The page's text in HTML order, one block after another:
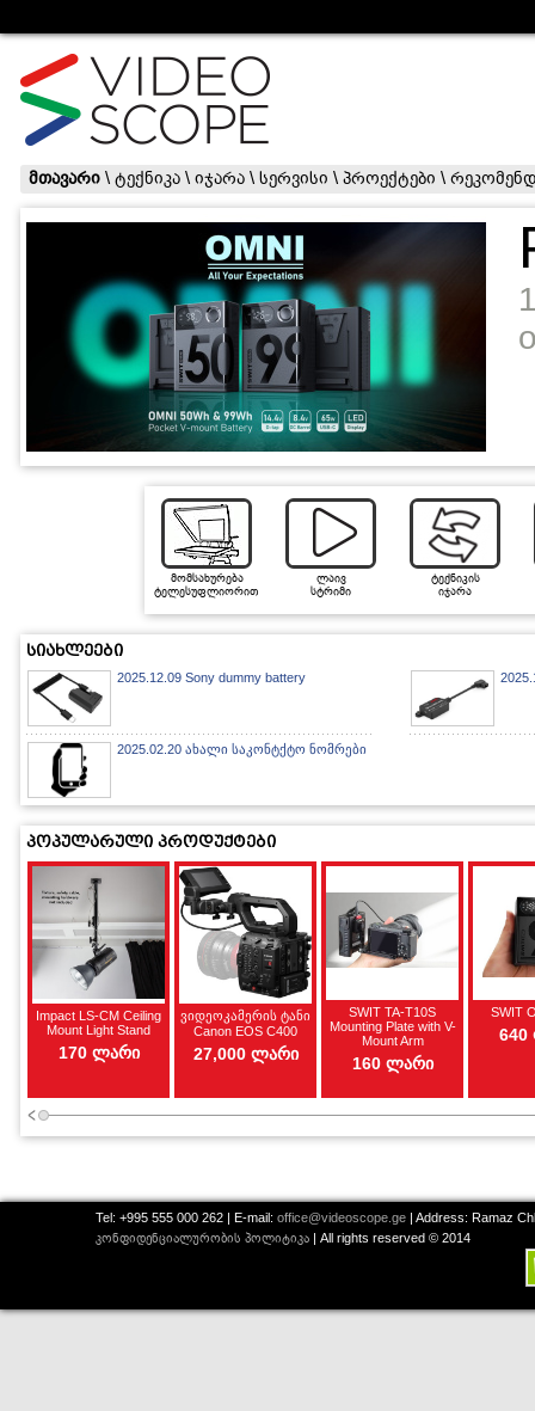
მთავარი \ ტექნიკა \ იჯარა \ სერვისი \ პროექტები \
მომსახურება
ტელესუფლიორით
ლაივ
სტრიმი
ტექნიკის
იჯარა
სიახლეები
2025.12.09 Sony dummy battery
2025.02.20 ახალი საკონტქტო ნომრები
პოპულარული პროდუქტები
Impact LS-CM Ceiling
Mount Light Stand
170 ლარი
ვიდეოკამერის ტანი
Canon EOS C400
27,000 ლარი
SWIT TA-T10S
Mounting Plate with V-
Mount Arm
160 ლარი
SWIT
640
Tel: +995 555 000 262 | E-mail: office@videoscope.ge | Address: Ramaz
კონფიდენციალურობის პოლიტიკა | All rights reserved © 2014